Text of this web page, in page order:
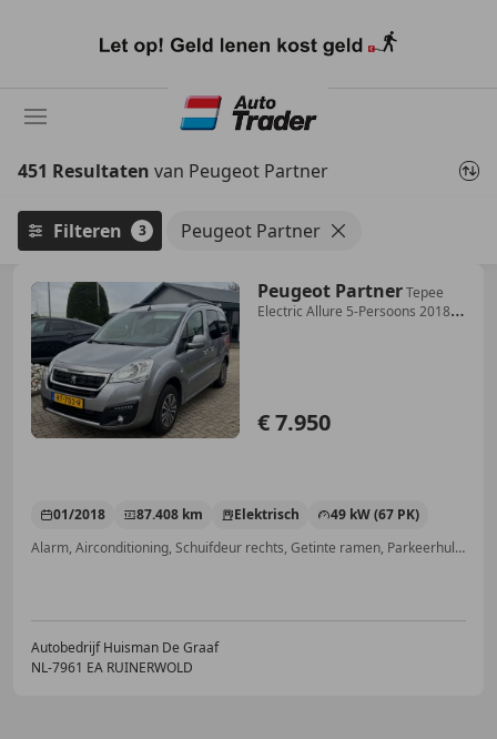
naar
451 Resultaten van Peugeot Partner
Filteren 3 Peugeot Partner
Peugeot PartnerTepee
Electric Allure 5-Persoons 2018
€ 7.950
01/2018 87.408 km Elektrisch
49 kW (67 PK)
Alarm, Airconditioning, Schuifdeur rechts, Getinte ramen, Parkeerhulp achter, LED verlichting, Bluetooth, Lederen stuurwiel
Autobedrijf Huisman De Graaf
NL-7961 EA RUINERWOLD